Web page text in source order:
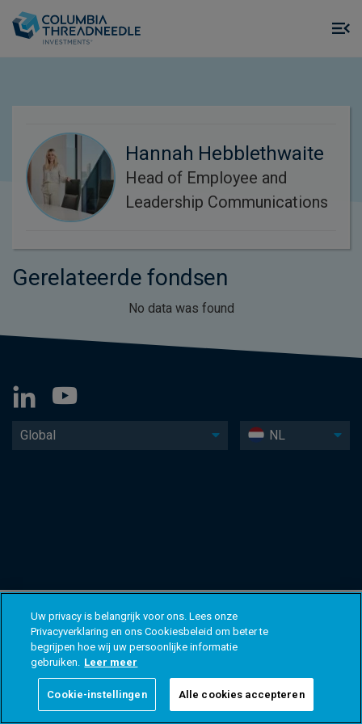
Hannah Hebblethwaite
Head of Employee and
Leadership Communications
Gerelateerde fondsen
No data was found
Global NL
Uw privacy is belangrijk voor ons. Lees onze
Privacyverklaring en ons Cookiesbeleid om beter te
begrijpen hoe wij uw persoonlijke informatie
gebruiken. Leer meer
Cookie-instellingen Alle cookies accepteren